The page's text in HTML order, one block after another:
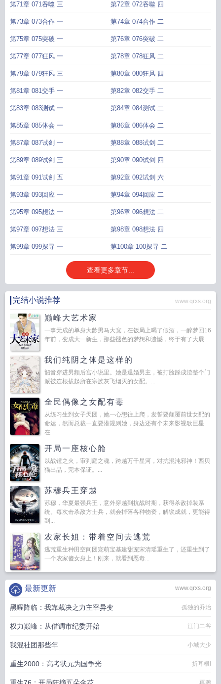
第71章 071吞噬 三 第72章 072吞噬 四
第73章 073合作 一 第74章 074合作 二
第75章 075突破 一 第76章 076突破 二
第77章 077狂风 一 第78章 078狂风 二
第79章 079狂风 三 第80章 080狂风 四
第81章 081交手 一 第82章 082交手 二
第83章 083测试 一 第84章 084测试 二
第85章 085体会 一 第86章 086体会 二
第87章 087试剑 一 第88章 088试剑 二
第89章 089试剑 三 第90章 090试剑 四
第91章 091试剑 五 第92章 092试剑 六
第93章 093回应 一 第94章 094回应 二
第95章 095想法 一 第96章 096想法 二
第97章 097想法 三 第98章 098想法 四
第99章 099探寻 一 第100章 100探寻 二
查看更多章节...
完结小说推荐 www.qrxs.org
巅峰大艺术家
一事无成的单身大龄男马大宽，在饭局上喝了假酒，一醉梦回16
年前，变成大一新生，那些褪色的梦想和遗憾，终于有了大展...
我们纯阴之体是这样的
韶音穿进男频后宫小说里。她是退婚男主，被打脸踩成渣整个门
派被连根拔起所在宗族灰飞烟灭的女配。...
全民偶像之女配有毒
从练习生到女子天团，她一心想往上爬，发誓要颠覆前世女配的
命运，然而总裁一直要潜规则她，身边还有个未来影视歌巨星
在...
开局一座核心舱
以战锤之火，审判庭之魂，跨越万千星河，对抗混沌邪神！西贝
猫出品，完本保证。...
苏穆兵王穿越
苏穆，华夏最强兵王，意外穿越到抗战时期，获得杀敌掉装系
统。每次击杀敌方士兵，就会掉落各种物资，解锁成就，更能得
到...
农家长姐：带着空间去逃荒
逃荒重生种田空间团宠萌宝基建甜宠宋清瑶重生了，还重生到了
一个农家傻女身上！刚来，就看到恶毒...
www.qrxs.org
最新更新
黑曜降临：我靠裁决之力主宰异变 孤独的乔治
权力巅峰：从借调市纪委开始 江门二爷
我混社团那些年 小城大少
重生2000：高考状元为国争光 折耳根i
再鸦